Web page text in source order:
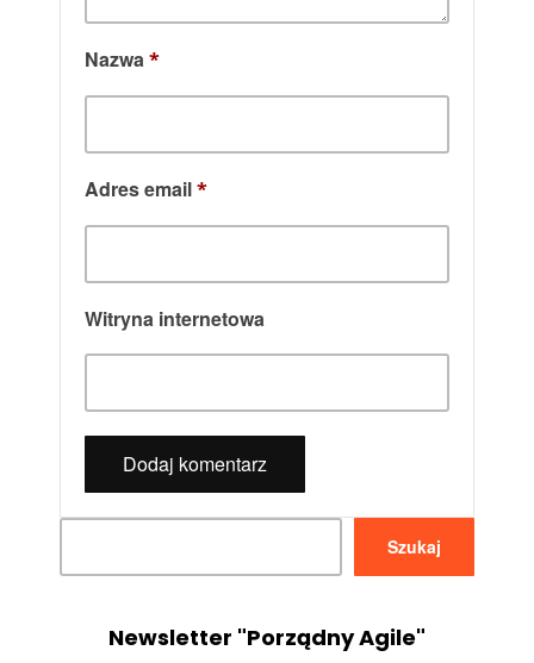
Nazwa*
Adres email*
Witryna internetowa
Szukaj
Newsletter "Porządny Agile"